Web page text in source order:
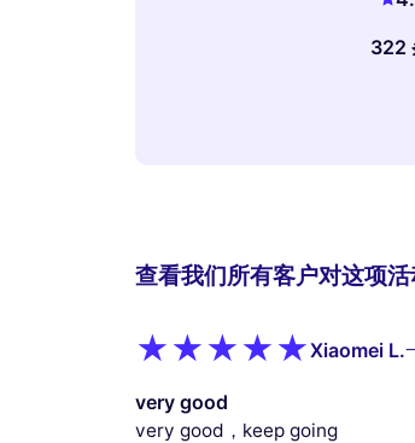
322
查看我们所有客户对这项活
Xiaomei L.
very good
very good，keep going